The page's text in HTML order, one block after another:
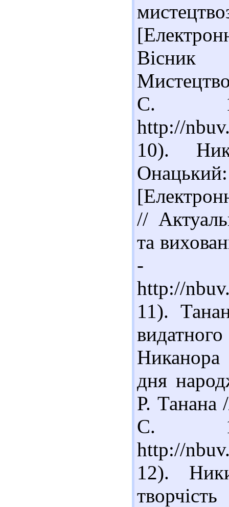
С.
http://
10).
//
та
-
http://
11).
дня
Р.
С.
http://
12).